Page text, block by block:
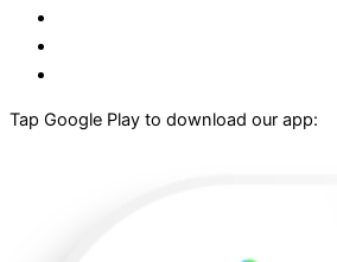
Tap Google Play to download our app: